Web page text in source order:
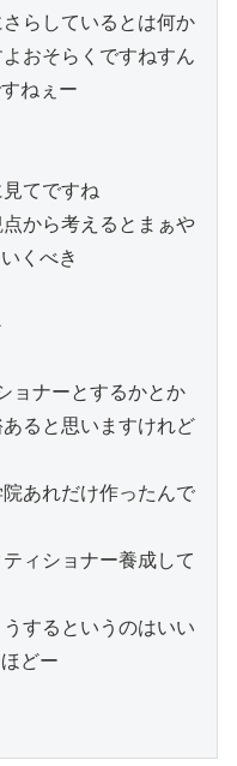
らしているとは何か
おそらくですねすん
ねぇー
てですね
から考えるとまぁや
くべき
ナーとするかとか
ると思いますけれど
あれだけ作ったんで
ィショナー養成して
するというのはいい
どー